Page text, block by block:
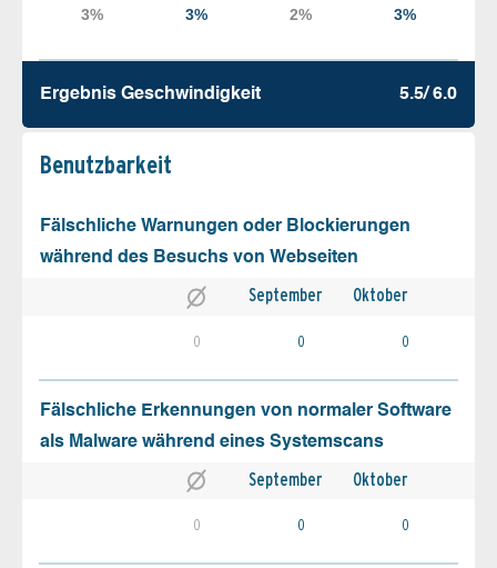
Ergebnis Geschw­indigkeit 5.5/ 6.0
Benutz­barkeit
Fälschliche Warnungen oder Blockierungen
während des Besuchs von Webseiten
September Oktober
0 0 0
Fälschliche Erkennungen von normaler Software
als Malware während eines Systemscans
September Oktober
0 0 0